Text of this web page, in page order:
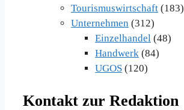
Tourismuswirtschaft (183)
Unternehmen (312)
Einzelhandel (48)
Handwerk (84)
UGOS (120)
Kontakt zur Redaktion